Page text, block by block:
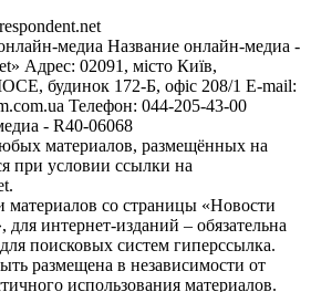
медиа Название онлайн-медиа -
Адрес: 02091, місто Київ,
будинок 172-Б, офіс 208/1 E-mail:
Телефон: 044-205-43-00
- R40-06068
материалов, размещённых на
при условии ссылки на
со страницы «Новости
интернет-изданий – обязательна
поисковых систем гиперссылка.
размещена в независимости от
использования материалов.